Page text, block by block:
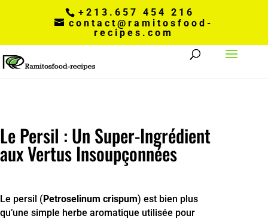
+213.657 454 216
contact@ramitosfood-
recipes.com
Le Persil : Un Super-Ingrédient
aux Vertus Insoupçonnées
Le persil (Petroselinum crispum) est bien plus
qu’une simple herbe aromatique utilisée pour